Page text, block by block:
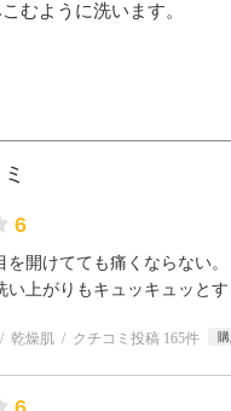
むように洗います。
6
を開けてても痛くならない
い上がりもキュッキュッと
乾燥肌 クチコミ投稿 165件